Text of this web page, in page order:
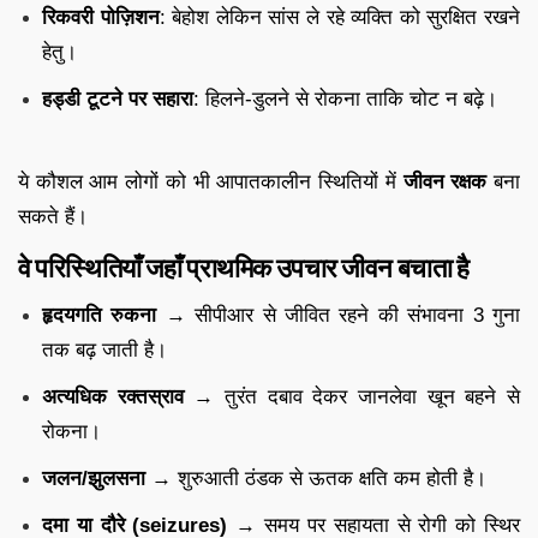
रिकवरी पोज़िशन: बेहोश लेकिन सांस ले रहे व्यक्ति को सुरक्षित रखने
हेतु।
हड्डी टूटने पर सहारा: हिलने-डुलने से रोकना ताकि चोट न बढ़े।
ये कौशल आम लोगों को भी आपातकालीन स्थितियों मेंजीवन रक्षकबना
सकते हैं।
वे परिस्थितियाँ जहाँ प्राथमिक उपचार जीवन बचाता है
हृदयगति रुकना→ सीपीआर से जीवित रहने की संभावना 3 गुना
तक बढ़ जाती है।
अत्यधिक रक्तस्राव→ तुरंत दबाव देकर जानलेवा खून बहने से
रोकना।
जलन/झुलसना→ शुरुआती ठंडक से ऊतक क्षति कम होती है।
दमा या दौरे (seizures) → समय पर सहायता से रोगी को स्थिर